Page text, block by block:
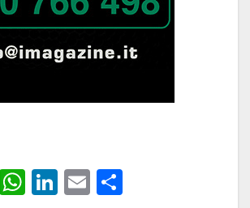
X
W
Li
E